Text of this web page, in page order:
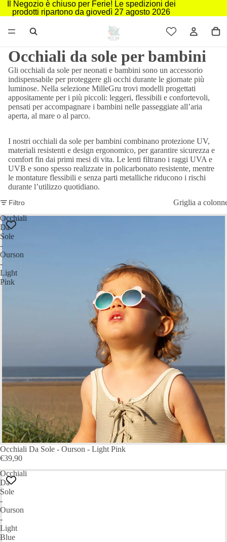
Il Negozio è chiuso per Ferie! Le spedizioni dei
prodotti ripartono da giovedì 27 agosto 2026
Occhiali da sole per bambini
Gli occhiali da sole per neonati e bambini sono un accessorio
indispensabile per proteggere gli occhi durante le giornate più
luminose. Nella selezione MilleGru trovi modelli progettati
appositamente per i più piccoli: leggeri, flessibili e confortevoli,
pensati per accompagnare i bambini nelle passeggiate all’aria
aperta, al mare o al parco.
I nostri occhiali da sole per bambini combinano protezione UV,
materiali resistenti e design ergonomico, per garantire sicurezza e
comfort fin dai primi mesi di vita. Le lenti filtrano i raggi UVA e
UVB e sono spesso realizzate in policarbonato resistente, mentre
le montature flessibili e senza parti metalliche riducono i rischi
durante l’utilizzo quotidiano.
Filtro
Griglia a
Occhiali
Da
Sole
-
Ourson
-
Light
Pink
Occhiali Da Sole - Ourson - Light Pink
€39,90
Occhiali
Da
Sole
-
Ourson
-
Light
Blue